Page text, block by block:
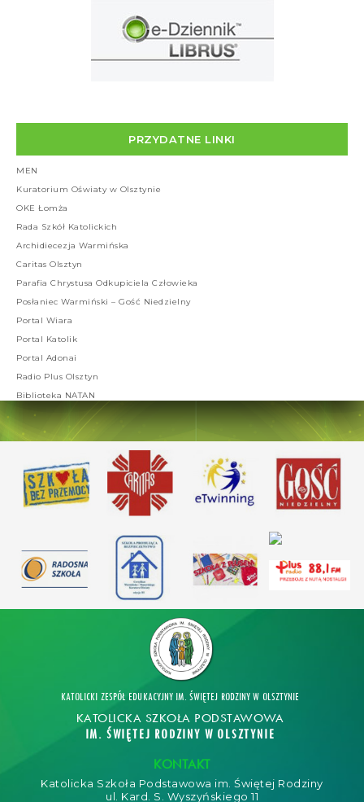
PRZYDATNE LINKI
MEN
Kuratorium Oświaty w Olsztynie
OKE Łomża
Rada Szkół Katolickich
Archidiecezja Warmińska
Caritas Olsztyn
Parafia Chrystusa Odkupiciela Człowieka
Posłaniec Warmiński – Gość Niedzielny
Portal Wiara
Portal Katolik
Portal Adonai
Radio Plus Olsztyn
Biblioteka NATAN
KATOLICKI ZESPÓŁ EDUKACYJNY IM. ŚWIĘTEJ RODZINY W OLSZTYNIE
KATOLICKA SZKOŁA PODSTAWOWA
IM. ŚWIĘTEJ RODZINY W OLSZTYNIE
KONTAKT
Katolicka Szkoła Podstawowa im. Świętej Rodziny
ul. Kard. S. Wyszyńskiego 11